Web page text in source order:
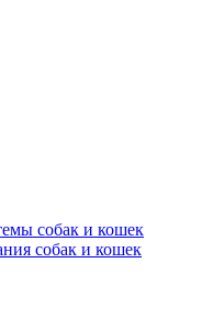
собак и кошек
собак и кошек